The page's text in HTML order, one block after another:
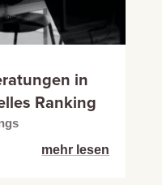
in
Ranking
mehr lesen